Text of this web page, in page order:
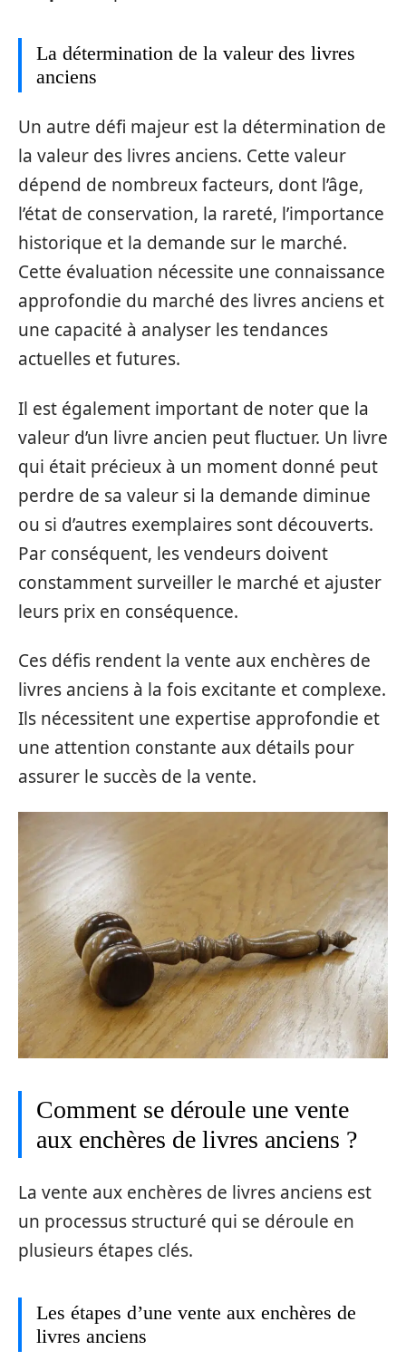
La détermination de la valeur des livres
anciens
Un autre défi majeur est la détermination de
la valeur des livres anciens. Cette valeur
dépend de nombreux facteurs, dont l’âge,
l’état de conservation, la rareté, l’importance
historique et la demande sur le marché.
Cette évaluation nécessite une connaissance
approfondie du marché des livres anciens et
une capacité à analyser les tendances
actuelles et futures.
Il est également important de noter que la
valeur d’un livre ancien peut fluctuer. Un livre
qui était précieux à un moment donné peut
perdre de sa valeur si la demande diminue
ou si d’autres exemplaires sont découverts.
Par conséquent, les vendeurs doivent
constamment surveiller le marché et ajuster
leurs prix en conséquence.
Ces défis rendent la vente aux enchères de
livres anciens à la fois excitante et complexe.
Ils nécessitent une expertise approfondie et
une attention constante aux détails pour
assurer le succès de la vente.
Comment se déroule une vente
aux enchères de livres anciens ?
La vente aux enchères de livres anciens est
un processus structuré qui se déroule en
plusieurs étapes clés.
Les étapes d’une vente aux enchères de
livres anciens